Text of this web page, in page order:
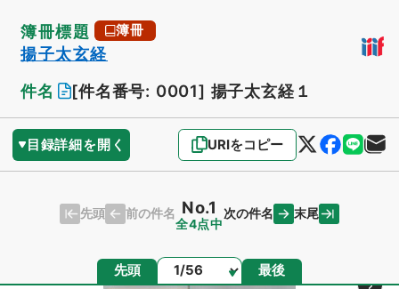
簿冊標題 簿冊
揚子太玄経
件名
[件名番号: 0001] 揚子太玄経１
目録詳細を開く URIをコピー
先頭 前の件名 No.1
全4点中
次の件名 末尾
先頭 ページ 最後